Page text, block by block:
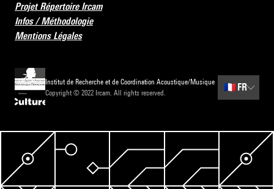
Projet Répertoire Ircam
Infos / Méthodologie
Mentions Légales
Institut de Recherche et de Coordination Acoustique/Musique
Copyright © 2022 Ircam. All rights reserved.
🇫🇷 FR